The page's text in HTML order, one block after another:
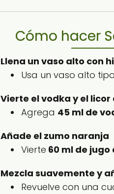
Cómo hacer
Llena un vaso alto con
Usa un vaso alto
Vierte el vodka y el
Agrega 45 ml de
Añade el zumo naranja
Vierte 60 ml de
Mezcla suavemente y
Revuelve con una